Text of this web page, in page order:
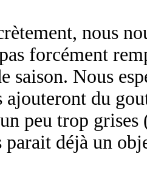
nous
forcément
saison. Nous
ajouteront du
peu trop
parait déjà un